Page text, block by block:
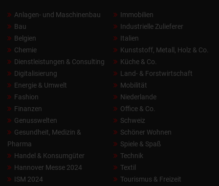
Anlagen- und Maschinenbau
Bau
Belgien
Chemie
Dienstleistungen & Consulting
Digitalisierung
Energie & Umwelt
Fashion
Finanzen
Genusswelten
Gesundheit, Medizin &
Pharma
Handel & Konsumgüter
Hannover Messe 2024
ISM 2024
Immobilien
Industrielle Zulieferer
Italien
Kunststoff, Metall, Holz & Co.
Küche & Co.
Land- & Forstwirtschaft
Mobilität
Niederlande
Office & Co.
Schweiz
Schöner Wohnen
Spiele & Spaß
Technik
Textil
Tourismus & Freizeit